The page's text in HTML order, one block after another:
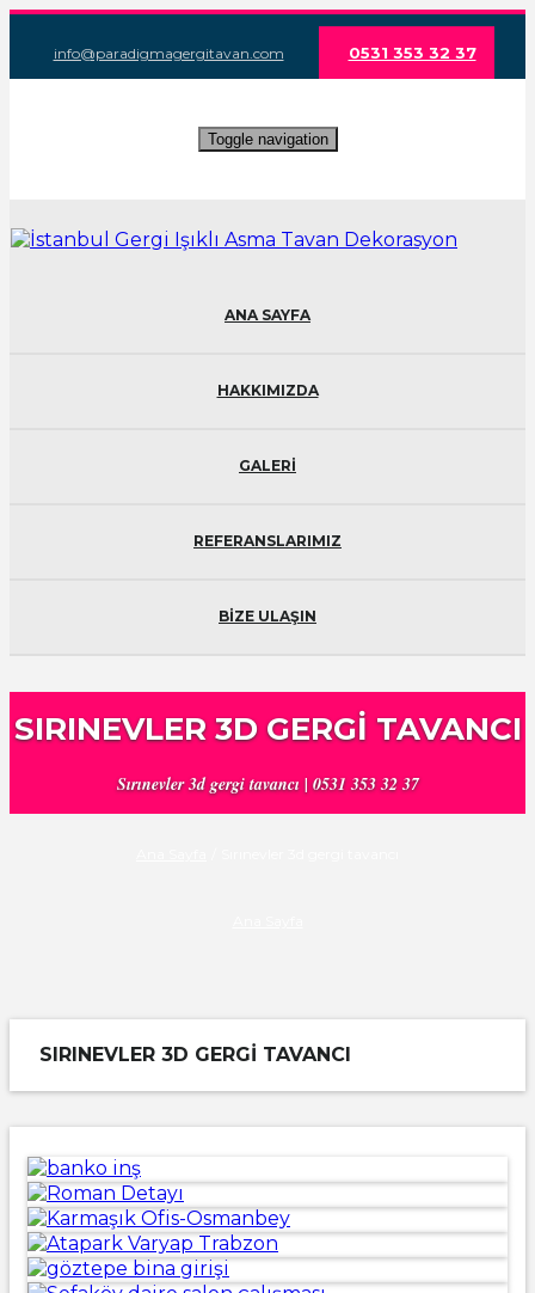
info@paradigmagergitavan.com 0531 353 32 37
Toggle navigation
ANA SAYFA
HAKKIMIZDA
GALERİ
REFERANSLARIMIZ
BİZE ULAŞIN
SIRINEVLER 3D GERGI TAVANCI
Sırınevler 3d gergi tavancı | 0531 353 32 37
SIRINEVLER 3D GERGI TAVANCI